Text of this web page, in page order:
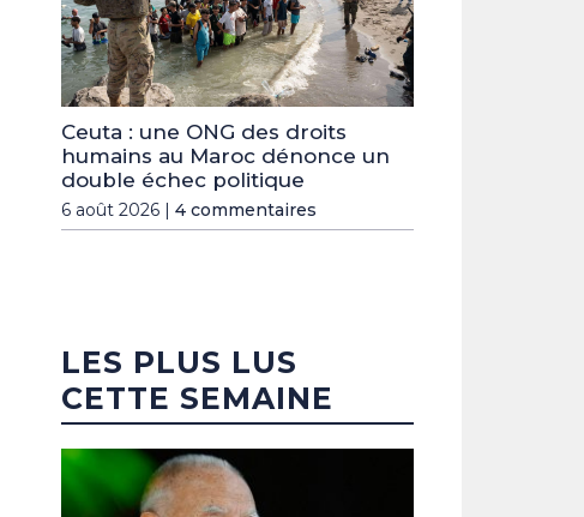
Ceuta : une ONG des droits
humains au Maroc dénonce un
double échec politique
6 août 2026 | 4 commentaires
LES PLUS LUS
CETTE SEMAINE